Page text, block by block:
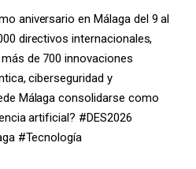
aniversario en Málaga del 9 al
directivos internacionales,
de 700 innovaciones
ciberseguridad y
Málaga consolidarse como
artificial? #DES2026
#Tecnología